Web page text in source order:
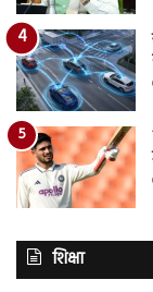
शिक्षा